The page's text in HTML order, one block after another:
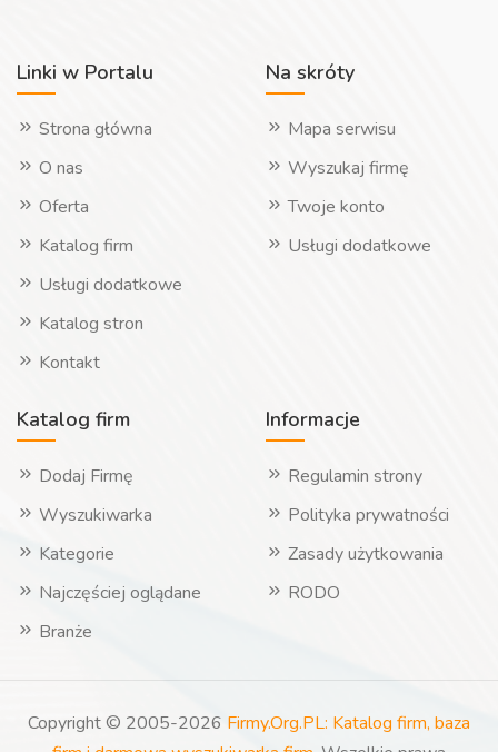
Linki w Portalu
Strona główna
O nas
Oferta
Katalog firm
Usługi dodatkowe
Katalog stron
Kontakt
Na skróty
Mapa serwisu
Wyszukaj firmę
Twoje konto
Usługi dodatkowe
Katalog firm
Dodaj Firmę
Wyszukiwarka
Kategorie
Najczęściej oglądane
Branże
Informacje
Regulamin strony
Polityka prywatności
Zasady użytkowania
RODO
Copyright © 2005-2026 Firmy.Org.PL: Katalog firm, baza